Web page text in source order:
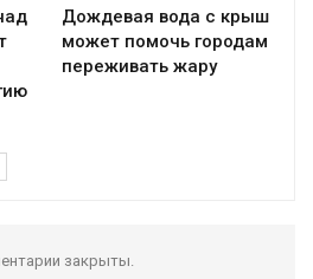
Дождевая вода с крыш
может помочь городам
переживать жару
закрыты.